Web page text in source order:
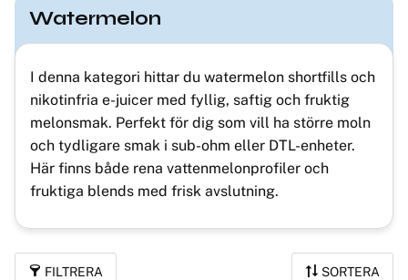
Watermelon
I denna kategori hittar du watermelon shortfills och
nikotinfria e-juicer med fyllig, saftig och fruktig
melonsmak. Perfekt för dig som vill ha större moln
och tydligare smak i sub-ohm eller DTL-enheter.
Här finns både rena vattenmelonprofiler och
fruktiga blends med frisk avslutning.
FILTRERA SORTERA